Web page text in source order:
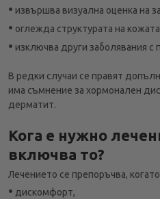
• извършва визуална оценка на
• оглежда структурата на
• изключва други заболявания с
В редки случаи се правят
има съмнение за хормонален
дерматит.
Кога е нужно
включва то?
Лечението се препоръчва,
• дискомфорт,